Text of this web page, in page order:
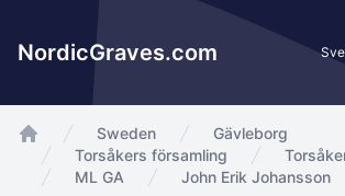
NordicGraves.com
app.Start
Sweden
Gävleborg
Torsåkers församling
ML GA
John Erik Johansson